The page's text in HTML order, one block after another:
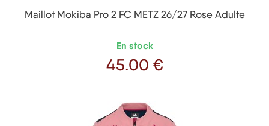
Maillot Mokiba Pro 2 FC METZ 26/27 Rose Adulte
En stock
Prix
45.00 €